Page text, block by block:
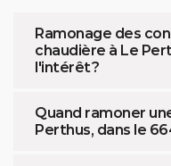
Ramonage des
chaudière à Le
l'intérêt ?
Quand ramoner
Perthus, dans le